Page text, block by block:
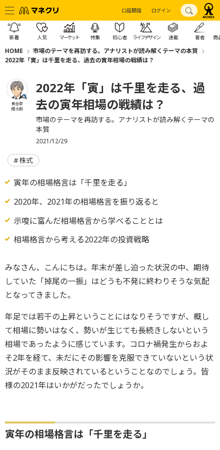
口座開設 ログイン
新着 人気 マーケット 特集 初心者 ライフデザイン 連載 著者 商
HOME
市場のテーマを再訪する。アナリストが読み解くテーマの本質
2022年「寅」は千里を走る、過去の寅年相場の戦績は？
長谷部
翔太郎
2022年「寅」は千里を走る、過
去の寅年相場の戦績は？
市場のテーマを再訪する。アナリストが読み解くテーマの
本質
2021/12/29
株式
寅年の相場格言は「千里を走る」
2020年、2021年の相場格言を振り返ると
示唆に富んだ相場格言から学べることとは
相場格言から考える2022年の投資戦略
みなさん、こんにちは。年末が差し迫った状況の中、期待
していた「掉尾の一振」はどうも不発に終わりそうな気配
となってきました。
年足では若干の上昇ということにはなりそうですが、概し
て相場に勢いはなく、勢いが生じても長続きしないという
相場であったように感じています。コロナ禍発生からおよ
そ2年を経て、未だにその影響を克服できていないという状
況がそのまま反映されているということなのでしょう。皆
様の2021年はいかがだったでしょうか。
寅年の相場格言は「千里を走る」